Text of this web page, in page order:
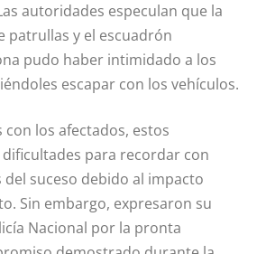
autoridades especulan que la
patrullas y el escuadrón
pudo haber intimidado a los
escapar con los vehículos.
los afectados, estos
para recordar con
suceso debido al impacto
Sin embargo, expresaron su
Nacional por la pronta